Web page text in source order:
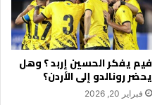
فيم يفكر الحسين إربد ؟ وهل
يحضر رونالدو إلى الأردن؟
فبراير 20, 2026